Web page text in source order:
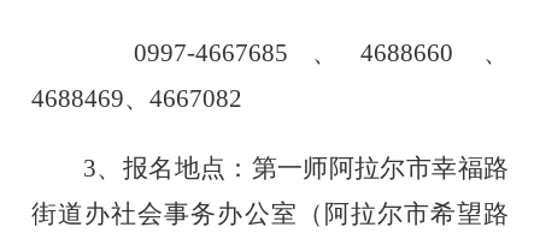
0997-4667685 、4688660
、
4688469、4667082
3、报名地点： 第一师阿拉尔市幸福路
街道办社会事务办公室 （ 阿拉尔市希望路